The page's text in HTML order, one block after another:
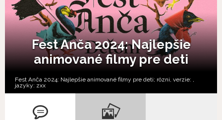
Fest Anča 2024: Najlepšie
animované filmy pre deti
Fest Anča 2024: Najlepšie animované filmy pre deti; rôzni, verzie:
jazyky: zxx